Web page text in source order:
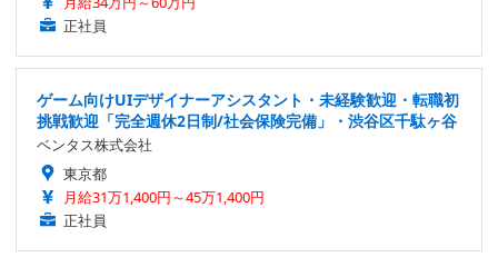
正社員
ゲーム向けUIデザイナーアシスタント・未経験歓迎・転職初
挑戦歓迎「完全週休2日制/社会保険完備」・渋谷区千駄ヶ谷
ベンタス株式会社
東京都
月給31万1,400円～45万1,400円
正社員